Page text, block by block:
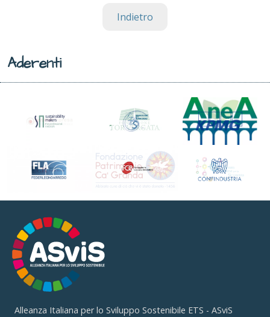
Indietro
Aderenti
Alleanza Italiana per lo Sviluppo Sostenibile ETS - ASviS